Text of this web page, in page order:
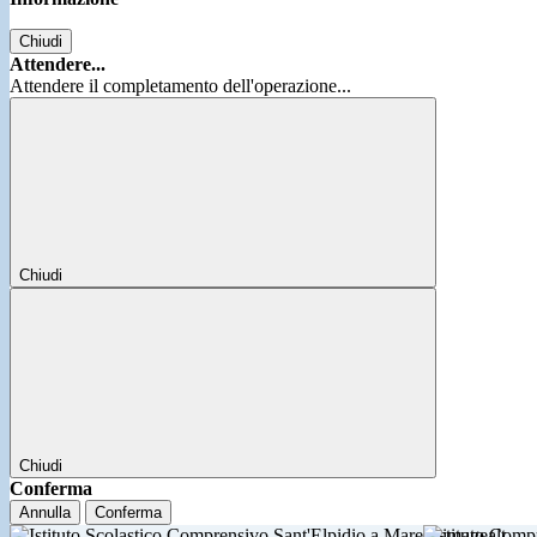
Chiudi
Attendere...
Attendere il completamento dell'operazione...
Chiudi
Chiudi
Conferma
Annulla Conferma